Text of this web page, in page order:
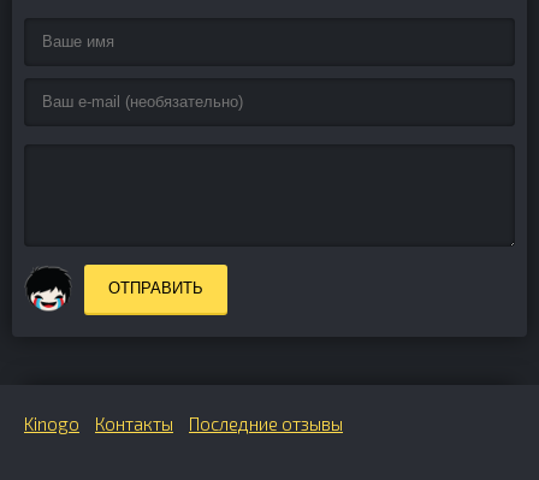
ОТПРАВИТЬ
Kinogo Контакты Последние отзывы